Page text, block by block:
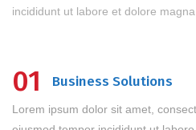
incididunt ut labore et dolore magna
Business Solutions
01
Lorem ipsum dolor sit amet,